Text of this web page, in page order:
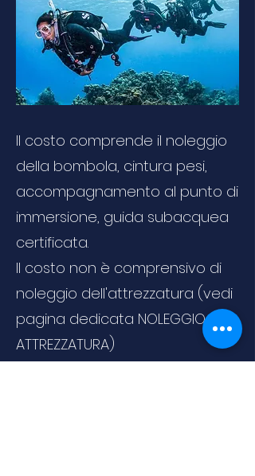
Il costo comprende il noleggio
della bombola, cintura pesi,
accompagnamento al punto di
immersione, guida subacquea
certificata.
Il costo non è comprensivo di
noleggio dell'attrezzatura (vedi
pagina dedicata NOLEGGIO
ATTREZZATURA)